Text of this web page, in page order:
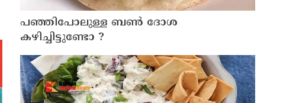
പഞ്ഞിപോലുള്ള ബൺ ദോശ
കഴിച്ചിട്ടുണ്ടോ ?